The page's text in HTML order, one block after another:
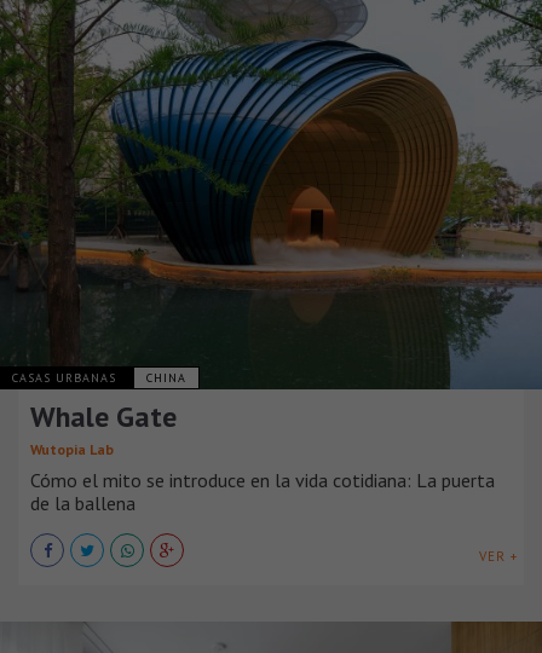
CASAS URBANAS CHINA
Whale Gate
Wutopia Lab
Cómo el mito se introduce en la vida cotidiana: La puerta
de la ballena
VER +